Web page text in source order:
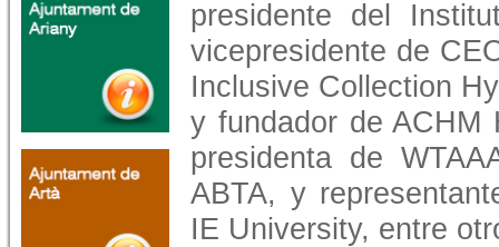
presidente del
vicepresidente de
Inclusive Collection
y fundador de ACHM
presidenta de
ABTA, y
IE University, entre